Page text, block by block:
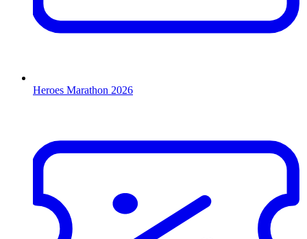
Heroes Marathon 2026